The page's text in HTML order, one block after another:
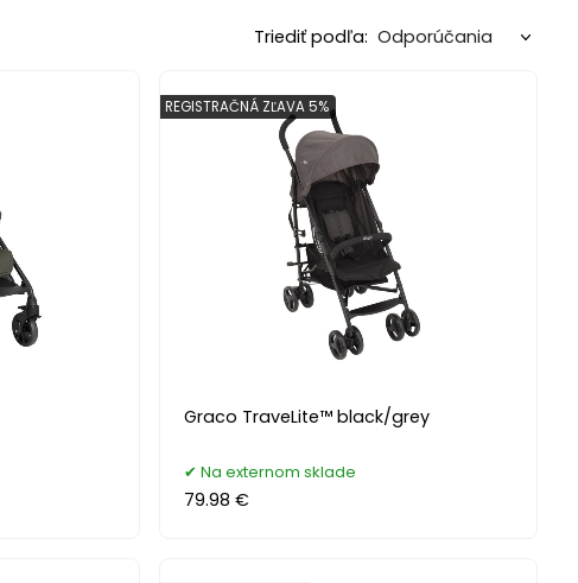
Triediť podľa:
Graco TraveLite™ black/grey
REGISTRAČNÁ ZĽAVA 5%
Na externom sklade
79.98 €